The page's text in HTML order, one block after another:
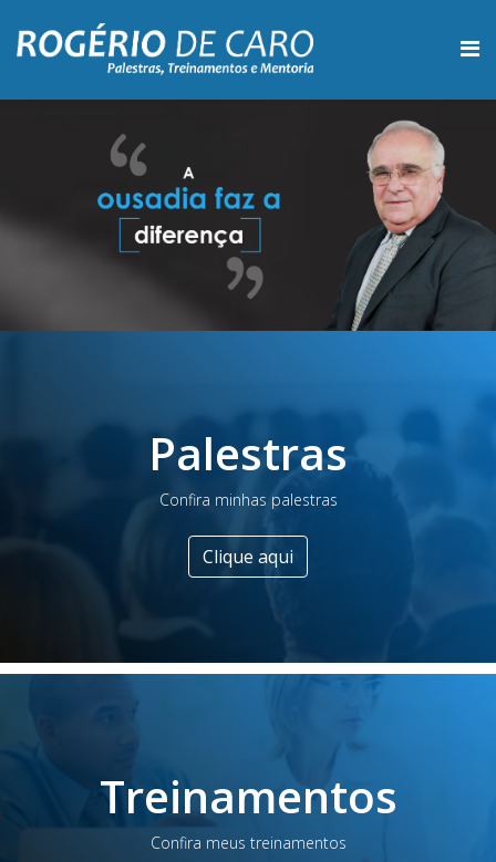
Palestras
Confira minhas palestras
Clique aqui
Treinamentos
Confira meus treinamentos